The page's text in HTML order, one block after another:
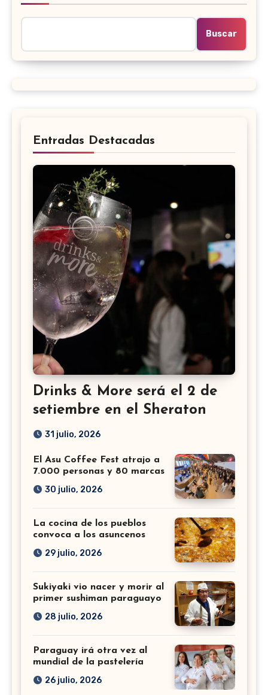
Buscar
Entradas Destacadas
Drinks & More será el 2 de
setiembre en el Sheraton
31 julio, 2026
El Asu Coffee Fest atrajo a
7.000 personas y 80 marcas
30 julio, 2026
La cocina de los pueblos
convoca a los asuncenos
29 julio, 2026
Sukiyaki vio nacer y morir al
primer sushiman paraguayo
28 julio, 2026
Paraguay irá otra vez al
mundial de la pastelería
26 julio, 2026